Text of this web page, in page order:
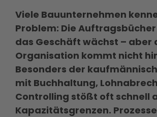
Viele Bauunternehmen
Problem: Die
das Geschäft wächst – aber
Organisation kommt nicht
Besonders der
mit Buchhaltung,
Controlling stößt oft schnell
Kapazitätsgrenzen.